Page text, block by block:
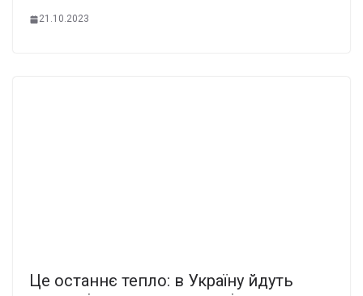
21.10.2023
Це останнє тепло: в Україну йдуть